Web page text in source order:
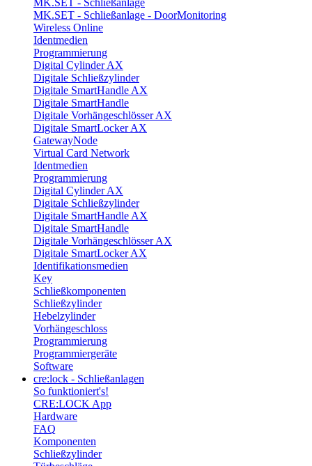
MK.SET - Schließanlage - DoorMonitoring
Wireless Online
Identmedien
Programmierung
Digital Cylinder AX
Digitale Schließzylinder
Digitale SmartHandle AX
Digitale SmartHandle
Digitale Vorhängeschlösser AX
Digitale SmartLocker AX
GatewayNode
Virtual Card Network
Identmedien
Programmierung
Digital Cylinder AX
Digitale Schließzylinder
Digitale SmartHandle AX
Digitale SmartHandle
Digitale Vorhängeschlösser AX
Digitale SmartLocker AX
Identifikationsmedien
Key
Schließkomponenten
Schließzylinder
Hebelzylinder
Vorhängeschloss
Programmierung
Programmiergeräte
Software
cre:lock - Schließanlagen
So funktioniert's!
CRE:LOCK App
Hardware
FAQ
Komponenten
Schließzylinder